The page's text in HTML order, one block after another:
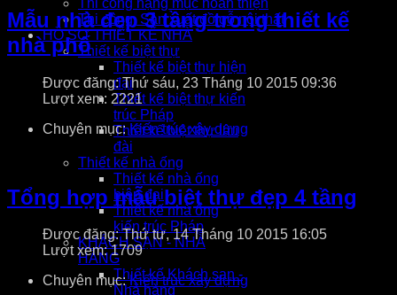
Thi công hạng mục hoàn thiện
Thi công, Sản xuất đồ gỗ nội thất
HỒ SƠ THIẾT KẾ NHÀ
Thiết kế biệt thự
Thiết kế biệt thự hiện
đại
Thiết kế biệt thự kiến
trúc Pháp
Thiết kế biệt thự lâu
đài
Thiết kế nhà ống
Thiết kế nhà ống
hiện đại
Thiết kế nhà ống
kiến trúc Pháp
KHÁCH SẠN - NHÀ
HÀNG
Thiết kế Khách sạn -
Nhà hàng
Mẫu nhà đẹp 3 tầng trong thiết kế
nhà phố
Được đăng: Thứ sáu, 23 Tháng 10 2015 09:36
Lượt xem: 2221
Chuyên mục:Kiến trúc xây dựng
Tổng hợp mẫu biệt thự đẹp 4 tầng
Được đăng: Thứ tư, 14 Tháng 10 2015 16:05
Lượt xem: 1709
Chuyên mục:Kiến trúc xây dựng